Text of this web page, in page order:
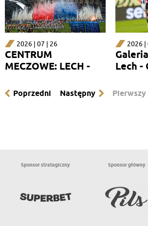
2026 | 07 | 26
CENTRUM
MECZOWE: LECH -
2026 |
Lech -
Poprzedni Następny Pierwszy
Sponsor strategiczny Sponsor główny